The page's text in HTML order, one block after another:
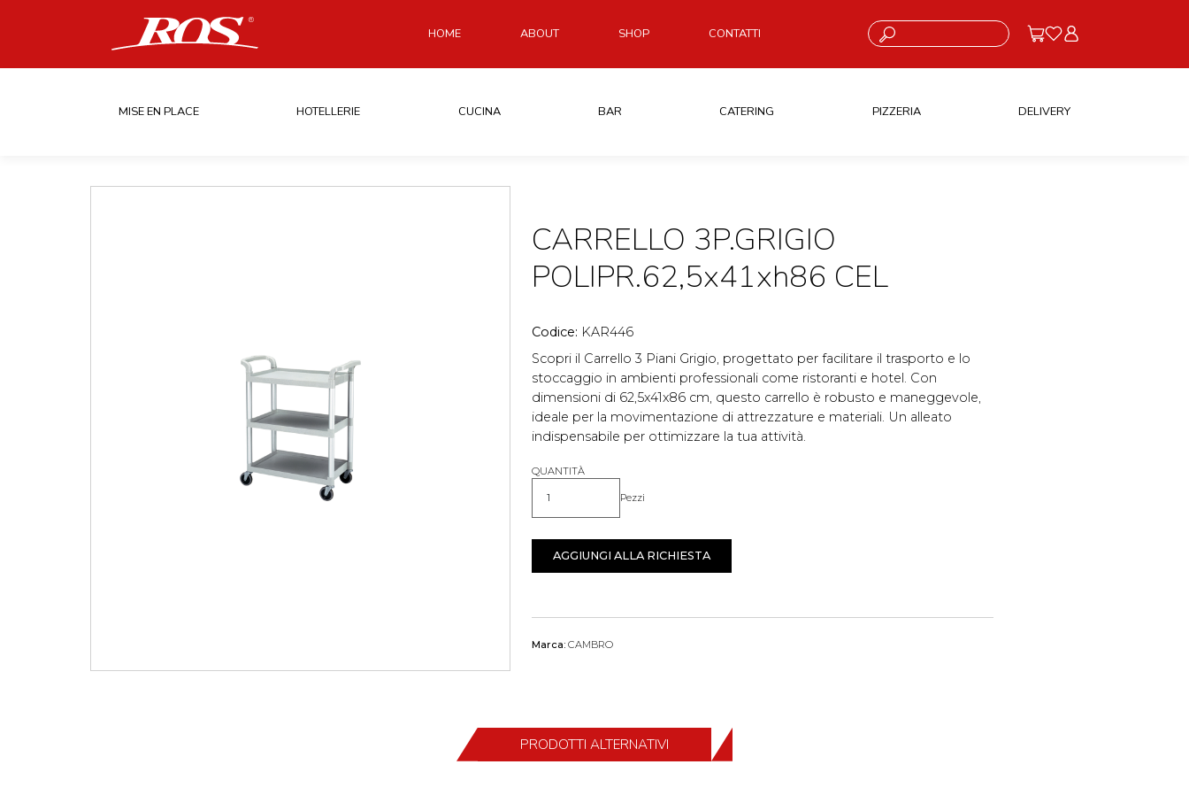
HOME ABOUT SHOP CONTATTI Cosa stai cercando?
MISE EN PLACE HOTELLERIE CUCINA BAR CATERING PIZZERIA DELIVERY
CARRELLO 3P.GRIGIO
POLIPR.62,5x41xh86 CEL
Codice: KAR446
Scopri il Carrello 3 Piani Grigio, progettato per facilitare il trasporto e lo
stoccaggio in ambienti professionali come ristoranti e hotel. Con
dimensioni di 62,5x41x86 cm, questo carrello è robusto e maneggevole,
ideale per la movimentazione di attrezzature e materiali. Un alleato
indispensabile per ottimizzare la tua attività.
QUANTITÀ
Quantità Pezzi
AGGIUNGI ALLA RICHIESTA
Marca: CAMBRO
PRODOTTI ALTERNATIVI